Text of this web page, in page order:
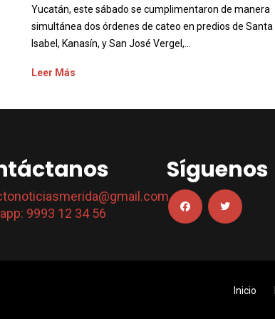
Yucatán, este sábado se cumplimentaron de manera
simultánea dos órdenes de cateo en predios de Santa
Isabel, Kanasín, y San José Vergel,...
Leer Más
9993 12 34 56
Síguenos
Inicio